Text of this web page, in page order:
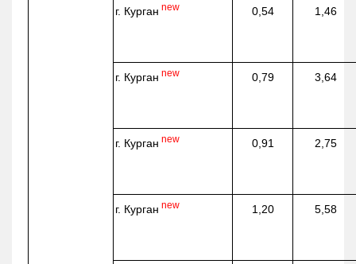
г. Курган new 0,54 1,46
г. Курган new 0,79 3,64
г. Курган new 0,91 2,75
г. Курган new 1,20 5,58